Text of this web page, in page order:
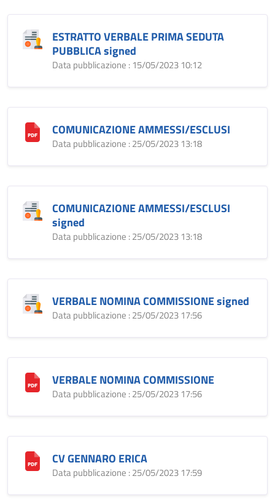
ESTRATTO VERBALE PRIMA SEDUTA
PUBBLICA signed
Data pubblicazione : 15/05/2023 10:12
COMUNICAZIONE AMMESSI/ESCLUSI
Data pubblicazione : 25/05/2023 13:18
COMUNICAZIONE AMMESSI/ESCLUSI
signed
Data pubblicazione : 25/05/2023 13:18
VERBALE NOMINA COMMISSIONE signed
Data pubblicazione : 25/05/2023 17:56
VERBALE NOMINA COMMISSIONE
Data pubblicazione : 25/05/2023 17:56
CV GENNARO ERICA
Data pubblicazione : 25/05/2023 17:59